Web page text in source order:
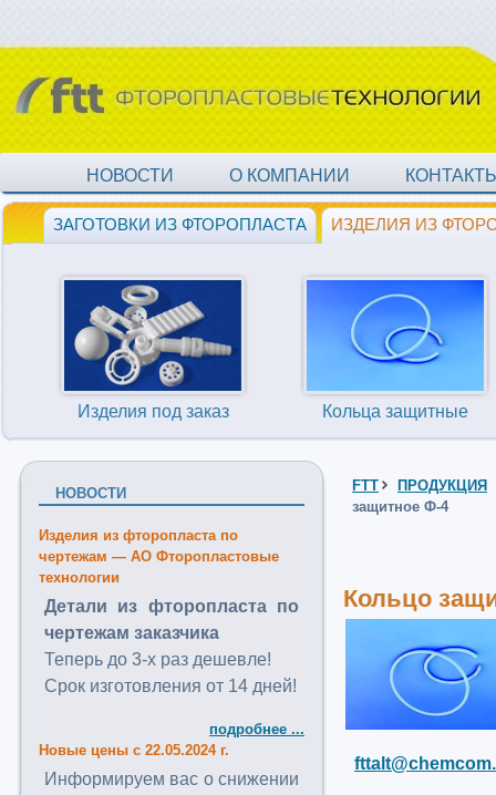
НОВОСТИ О КОМПАНИИ
ЗАГОТОВКИ ИЗ ФТОРОПЛАСТА ИЗДЕЛИЯ ИЗ
Изделия под заказ Кольца защитные
НОВОСТИ
Изделия из фторопласта по
чертежам — АО Фторопластовые
технологии
Детали из фторопласта по
чертежам заказчика
Теперь до 3-х раз дешевле!
Срок изготовления от 14 дней!
подробнее ...
Новые цены с 22.05.2024 г.
Информируем вас о снижении
FTT
ПРОДУКЦИЯ
защитное Ф-4
Кольцо